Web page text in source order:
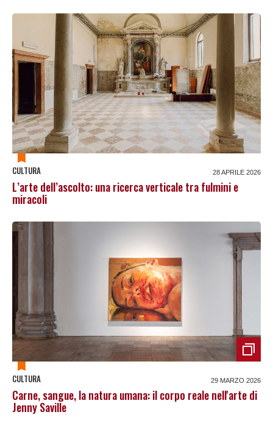
CULTURA 28 APRILE 2026
L’arte dell’ascolto: una ricerca verticale tra fulmini e
miracoli
CULTURA 29 MARZO 2026
Carne, sangue, la natura umana: il corpo reale nell'arte di
Jenny Saville